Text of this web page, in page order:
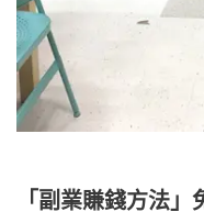
「副業賺錢方法」